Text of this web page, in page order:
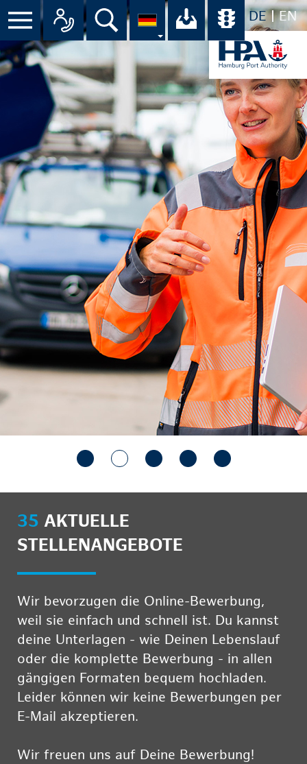
DE EN
Menü Alle Ansprechpartner im
Suche Ihr Download-
35 AKTUELLE
STELLENANGEBOTE
Wir bevorzugen die Online-Bewerbung,
weil sie einfach und schnell ist. Du kannst
deine Unterlagen - wie Deinen Lebenslauf
oder die komplette Bewerbung - in allen
gängigen Formaten bequem hochladen.
Leider können wir keine Bewerbungen per
E-Mail akzeptieren.
Wir freuen uns auf Deine Bewerbung!